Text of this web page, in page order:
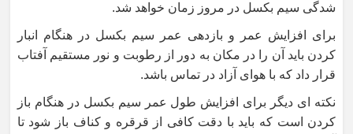
شدگی سیم بکسل در مروز زمان خواهد شد.
برای افزایش عمر و بازدهی عمر سیم بکسل در هنگام انبار
کردن باید آن را در مکان به دور از رطوبت و نور مستقیم آفتاب
قرار داد که با هوای آزاد در تماس باشد.
نکته ای دیگر برای افزایش طول عمر سیم بکسل در هنگام باز
کردن است که باید با دقت کافی از قرقره و کناف باز شود تا